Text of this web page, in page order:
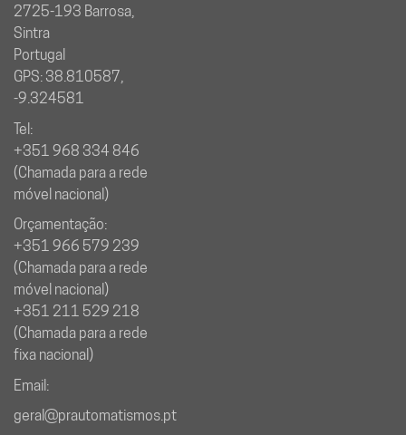
2725-193 Barrosa,
Sintra
Portugal
GPS: 38.810587,
-9.324581
Tel:
+351 968 334 846
(Chamada para a rede
móvel nacional)
Orçamentação:
+351 966 579 239
(Chamada para a rede
móvel nacional)
+351 211 529 218
(Chamada para a rede
fixa nacional)
Email:
geral@prautomatismos.pt